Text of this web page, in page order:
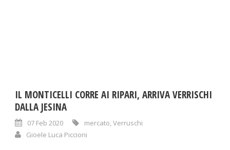
IL MONTICELLI CORRE AI RIPARI, ARRIVA VERRISCHI
DALLA JESINA
07 Feb 2020 mercato,Verruschi
Gioele Luca Piccioni